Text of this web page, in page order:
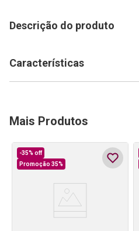
Descrição do produto
Características
Mais Produtos
-35% off
Promoção 35%